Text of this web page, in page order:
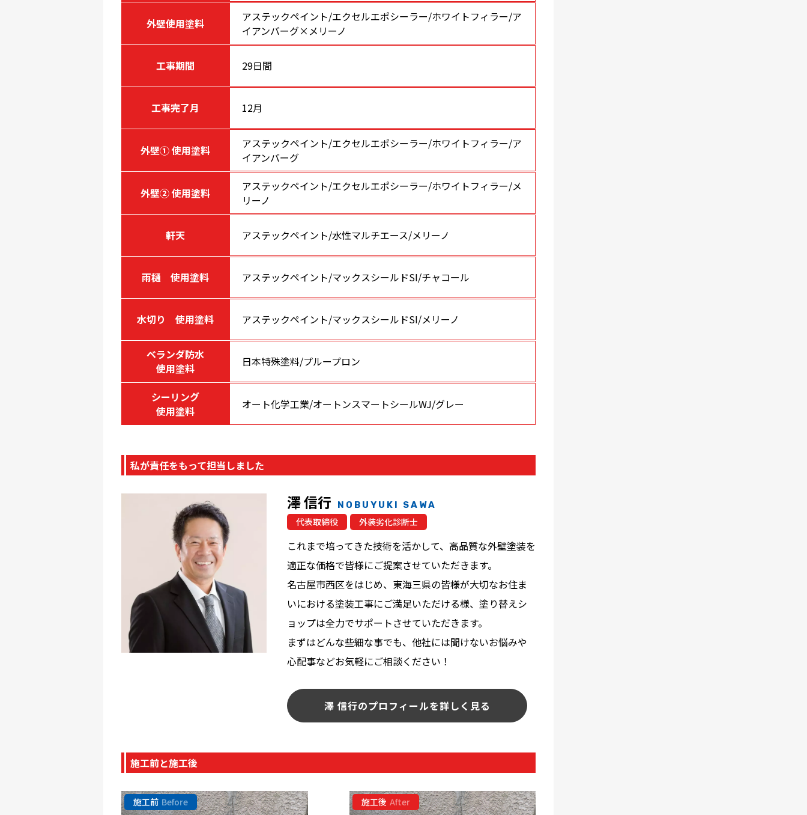
外壁使用塗料
アステックペイント/エクセルエポシーラー/ホワイトフィラー/ア
イアンバーグ×メリーノ
工事期間 29日間
工事完了月 12月
外壁① 使用塗料
アステックペイント/エクセルエポシーラー/ホワイトフィラー/ア
イアンバーグ
外壁② 使用塗料
アステックペイント/エクセルエポシーラー/ホワイトフィラー/メ
リーノ
軒天 アステックペイント/水性マルチエース/メリーノ
雨樋 使用塗料 アステックペイント/マックスシールドSI/チャコール
水切り 使用塗料 アステックペイント/マックスシールドSI/メリーノ
ベランダ防水
使用塗料
日本特殊塗料/プループロン
シーリング
使用塗料
オート化学工業/オートンスマートシールWJ/グレー
私が責任をもって担当しました
澤 信行 NOBUYUKI SAWA
代表取締役 外装劣化診断士
これまで培ってきた技術を活かして、高品質な外壁塗装を
適正な価格で皆様にご提案させていただきます。
名古屋市西区をはじめ、東海三県の皆様が大切なお住ま
いにおける塗装工事にご満足いただける様、塗り替えシ
ョップは全力でサポートさせていただきます。
まずはどんな些細な事でも、他社には聞けないお悩みや
心配事などお気軽にご相談ください！
澤 信行のプロフィールを詳しく見る
施工前と施工後
施工前 Before 施工後 After